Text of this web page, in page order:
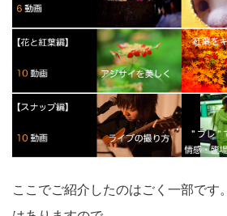
ここでご紹介したのはごく一部です。